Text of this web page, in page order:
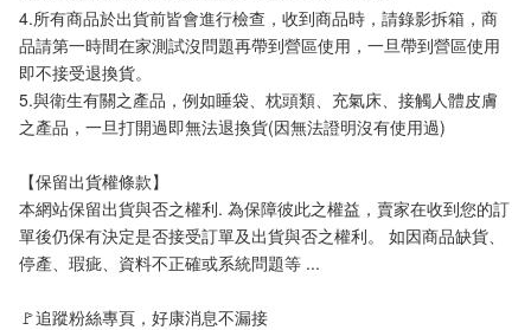
4.所有商品於出貨前皆會進行檢查，收到商品時，請錄影拆箱，商
品請第一時間在家測試沒問題再帶到營區使用，一旦帶到營區使用
即不接受退換貨。
5.與衛生有關之產品，例如睡袋、枕頭類、充氣床、接觸人體皮膚
之產品，一旦打開過即無法退換貨(因無法證明沒有使用過)
【保留出貨權條款】
本網站保留出貨與否之權利. 為保障彼此之權益，賣家在收到您的訂
單後仍保有決定是否接受訂單及出貨與否之權利。 如因商品缺貨、
停產、瑕疵、資料不正確或系統問題等 ...
🚩追蹤粉絲專頁，好康消息不漏接